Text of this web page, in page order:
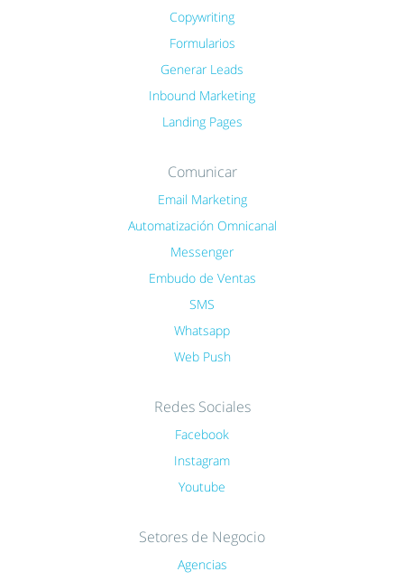
Copywriting
Formularios
Generar Leads
Inbound Marketing
Landing Pages
Comunicar
Email Marketing
Automatización Omnicanal
Messenger
Embudo de Ventas
SMS
Whatsapp
Web Push
Redes Sociales
Facebook
Instagram
Youtube
Setores de Negocio
Agencias